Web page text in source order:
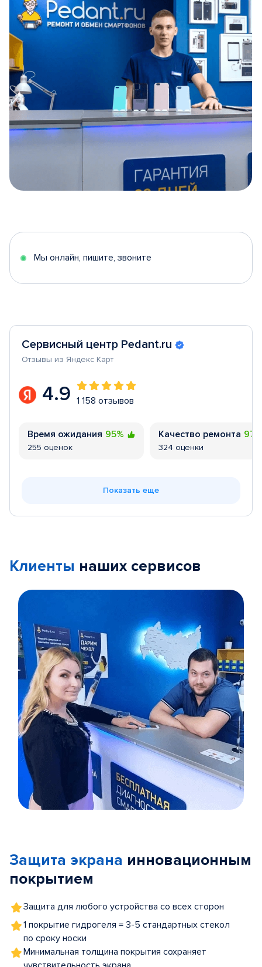
5
Мы онлайн, пишите, звоните
Сервисный центр Pedant.ru
Отзывы из Яндекс Карт
4.9 1 158 отзывов
Время ожидания 95%
255 оценок
Качество ремонта
324 оценки
Показать еще
Клиенты наших сервисов
5
Защита экрана инновационным
покрытием
Защита для любого устройства со всех сторон
1 покрытие гидрогеля = 3-5 стандартных стекол
по сроку носки
Минимальная толщина покрытия сохраняет